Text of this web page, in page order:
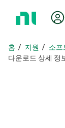
지
로
홈 지원 소
다운로드 상세 정